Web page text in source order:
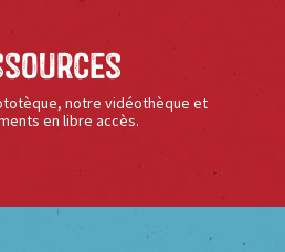
notre vidéothèque et
en libre accès.